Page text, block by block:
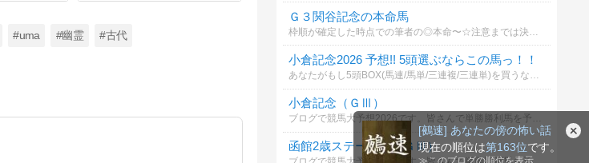
[鵺速] あなたの傍の怖い話
現在の順位は第163位です。
≫このブログの順位を表示
#uma #幽霊 #古代
Ｇ３関谷記念の本命馬
小倉記念2026 予想!! 5頭選ぶならこの馬っ！！
あなたがもし5頭BOX(馬連/馬単/三連複/三連単)を買うならどの馬を選びますか？あなたの予想を教えてくださいっ！結果は【わくわくアナリスト】で検索っ！！
小倉記念（ＧⅢ）
ブログで競馬大予想2026です。皆さんで単勝勝利馬を予想しましょう。優勝者には景品進呈。 ルールは→https://ameblo.jp/2-mix-keiba/entry-12880871148.html
函館2歳ステークス（ＧⅢ）